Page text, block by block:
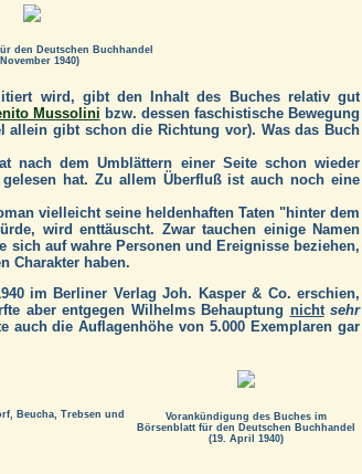
den Deutschen Buchhandel
1940)
wird, gibt den Inhalt des Buches relativ gut
Mussolini bzw. dessen faschistische Bewegung
gibt schon die Richtung vor). Was das Buch
nach dem Umblättern einer Seite schon wieder
hat. Zu allem Überfluß ist auch noch eine
vielleicht seine heldenhaften Taten "hinter dem
wird enttäuscht. Zwar tauchen einige Namen
sich auf wahre Personen und Ereignisse beziehen,
Charakter haben.
im Berliner Verlag Joh. Kasper & Co. erschien,
aber entgegen Wilhelms Behauptung nichtsehr
auch die Auflagenhöhe von 5.000 Exemplaren gar
Beucha, Trebsen und
Vorankündigung des Buches im
Börsenblatt für den Deutschen Buchhandel
(19. April 1940)